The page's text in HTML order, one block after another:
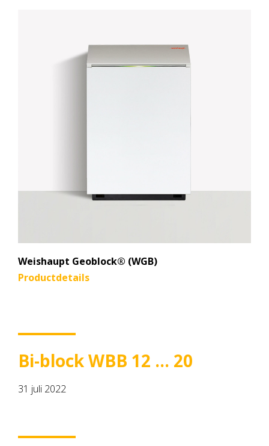
Weishaupt Geoblock® (WGB)
Productdetails
Bi-block WBB 12 … 20
31 juli 2022